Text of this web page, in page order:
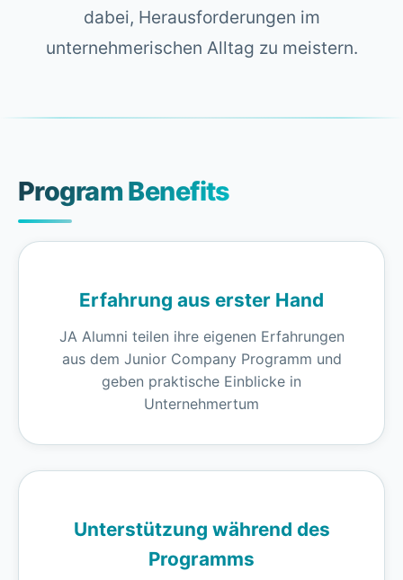
dabei, Herausforderungen im
unternehmerischen Alltag zu meistern.
Program Benefits
Erfahrung aus erster Hand
JA Alumni teilen ihre eigenen Erfahrungen
aus dem Junior Company Programm und
geben praktische Einblicke in
Unternehmertum
Unterstützung während des
Programms